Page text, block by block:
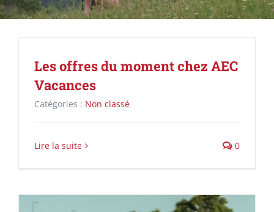
Les offres du moment chez AEC
Vacances
Catégories : Non classé
Lire la suite 0